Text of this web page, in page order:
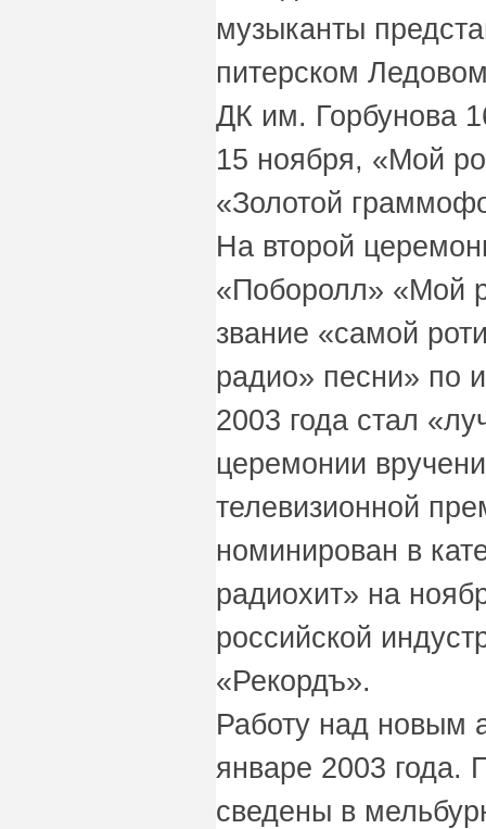
музыканты
питерском
ДК им. Горбунова
15 ноября, «Мой
«Золотой
На второй
«Поборолл» «Мой
звание «самой
радио» песни» по
2003 года стал
церемонии
телевизионной
номинирован в
радиохит» на
российской
«Рекордъ».
Работу над новым
январе 2003 года.
сведены в